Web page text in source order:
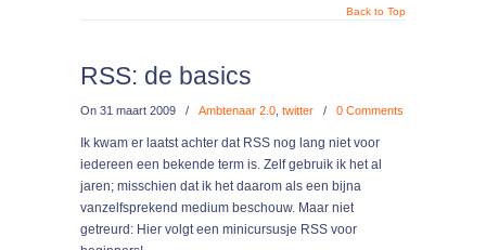
Back to Top
RSS: de basics
On 31 maart 2009 / Ambtenaar 2.0 twitter / 0 Comments
Ik kwam er laatst achter dat RSS nog lang niet voor
iedereen een bekende term is. Zelf gebruik ik het al
jaren; misschien dat ik het daarom als een bijna
vanzelfsprekend medium beschouw. Maar niet
getreurd: Hier volgt een minicursusje RSS voor